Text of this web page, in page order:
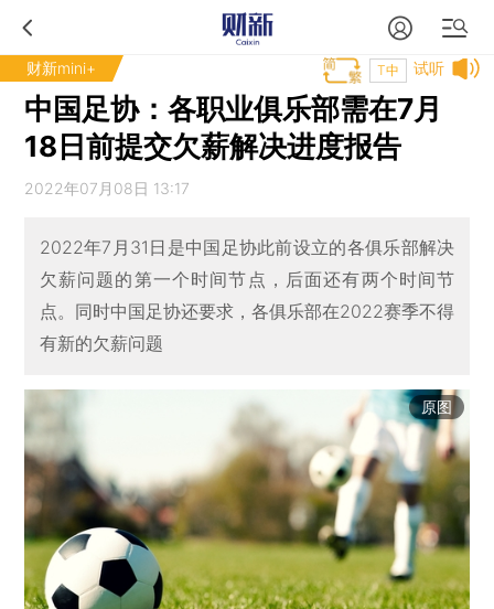
财新mini+ 试听
T中
中国足协：各职业俱乐部需在7月
18日前提交欠薪解决进度报告
2022年07月08日 13:17
2022年7月31日是中国足协此前设立的各俱乐部解决
欠薪问题的第一个时间节点，后面还有两个时间节
点。同时中国足协还要求，各俱乐部在2022赛季不得
有新的欠薪问题
原图